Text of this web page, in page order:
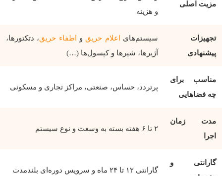
مزیت اصلی
و هزینه
تجهیزات
پیشنهادی
سیستم‌های اعلام حریق و اطفاء حریق، دتکتورها،
آژیرها، شیرها و کپسول‌ها (…)
مناسب برای
چه فضاهایی
پرتردد، حساس، صنعتی، مراکز تجاری و مسکونی
مدت زمان
اجرا
۲ تا ۶ هفته بسته به وسعت و نوع سیستم
گارانتی و
گارانتی ۱۲ تا ۲۴ ماه و سرویس دوره‌ای بلندمدت